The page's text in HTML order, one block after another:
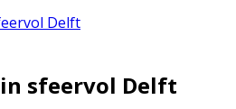
Delft
sfeervol Delft